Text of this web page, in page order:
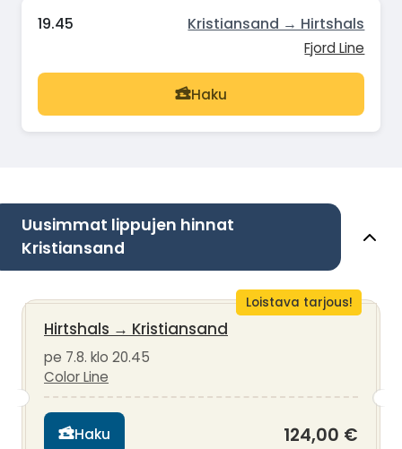
19.45 Kristiansand → Hirtshals
Fjord Line
Haku
Uusimmat lippujen hinnat
Kristiansand
Loistava tarjous!
Hirtshals → Kristiansand
pe 7.8. klo 20.45
Color Line
Haku 124,00 €